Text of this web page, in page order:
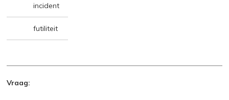
incident
futiliteit
Vraag: